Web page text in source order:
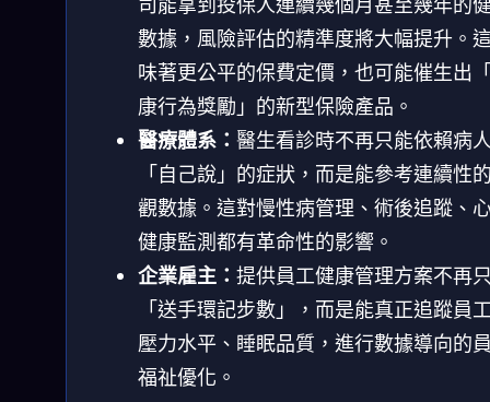
數據，風險評估的精準度將大幅提升。
味著更公平的保費定價，也可能催生出
康行為獎勵」的新型保險產品。
醫療體系： 醫生看診時不再只能依賴病
「自己說」的症狀，而是能參考連續性
觀數據。這對慢性病管理、術後追蹤、
健康監測都有革命性的影響。
企業雇主： 提供員工健康管理方案不再
「送手環記步數」，而是能真正追蹤員
壓力水平、睡眠品質，進行數據導向的
福祉優化。